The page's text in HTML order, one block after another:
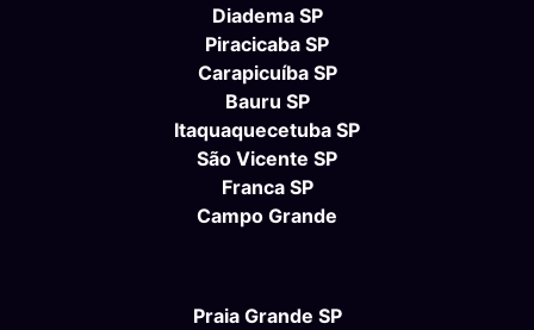
Diadema SP
Piracicaba SP
Carapicuíba SP
Bauru SP
Itaquaquecetuba SP
São Vicente SP
Franca SP
Campo Grande
Praia Grande SP